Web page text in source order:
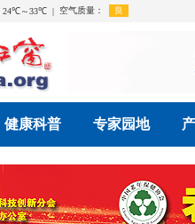
健康科普 专家园地